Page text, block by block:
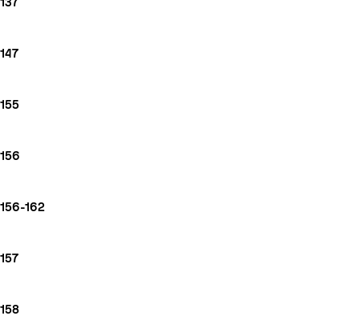
147
155
156
156-162
157
158